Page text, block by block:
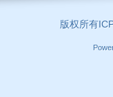
版权所有